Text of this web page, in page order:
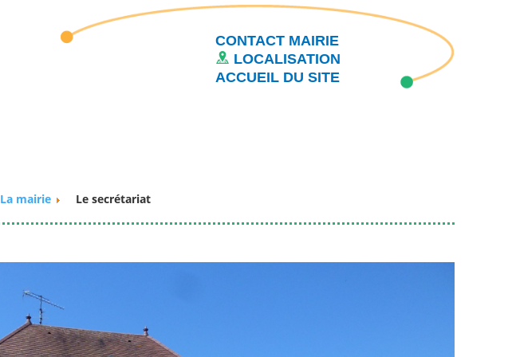
CONTACT MAIRIE
LOCALISATION
ACCUEIL DU SITE
La mairie Le secrétariat